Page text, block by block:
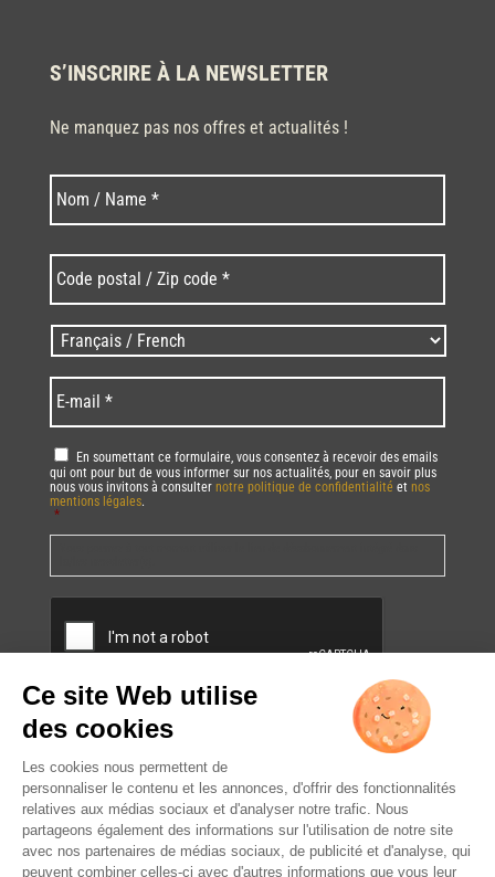
S’INSCRIRE À LA NEWSLETTER
Ne manquez pas nos offres et actualités !
Nom * Nom
postal
/
Zip
code
* *
Langues
/
Language *
mail *
RGPD *
En soumettant ce formulaire, vous consentez à recevoir des emails
qui ont pour but de vous informer sur nos actualités, pour en savoir plus
nous vous invitons à consulter notre politique de confidentialité et nos
mentions légales.
*